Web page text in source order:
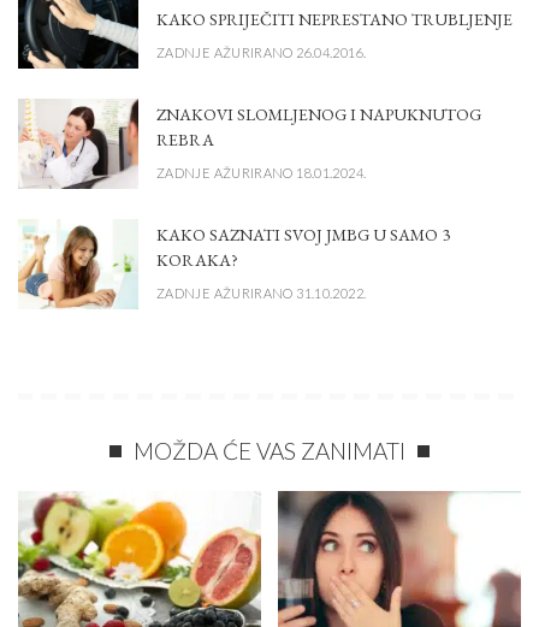
KAKO SPRIJEČITI NEPRESTANO TRUBLJENJE
ZADNJE AŽURIRANO 26.04.2016.
ZNAKOVI SLOMLJENOG I NAPUKNUTOG
REBRA
ZADNJE AŽURIRANO 18.01.2024.
KAKO SAZNATI SVOJ JMBG U SAMO 3
KORAKA?
ZADNJE AŽURIRANO 31.10.2022.
MOŽDA ĆE VAS ZANIMATI